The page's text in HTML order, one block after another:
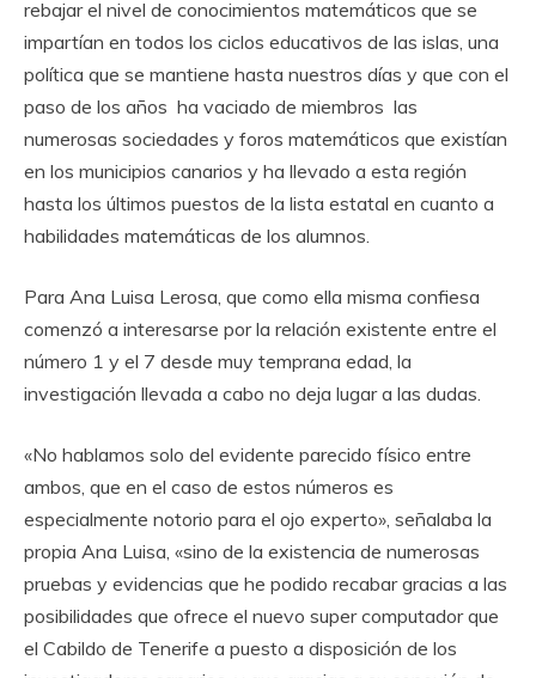
rebajar el nivel de conocimientos matemáticos que se
impartían en todos los ciclos educativos de las islas, una
política que se mantiene hasta nuestros días y que con el
paso de los años ha vaciado de miembros las
numerosas sociedades y foros matemáticos que existían
en los municipios canarios y ha llevado a esta región
hasta los últimos puestos de la lista estatal en cuanto a
habilidades matemáticas de los alumnos.
Para Ana Luisa Lerosa, que como ella misma confiesa
comenzó a interesarse por la relación existente entre el
número 1 y el 7 desde muy temprana edad, la
investigación llevada a cabo no deja lugar a las dudas.
«No hablamos solo del evidente parecido físico entre
ambos, que en el caso de estos números es
especialmente notorio para el ojo experto», señalaba la
propia Ana Luisa, «sino de la existencia de numerosas
pruebas y evidencias que he podido recabar gracias a las
posibilidades que ofrece el nuevo super computador que
el Cabildo de Tenerife a puesto a disposición de los